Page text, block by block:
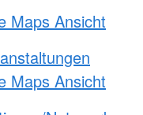
Maps Ansicht
Maps Ansicht